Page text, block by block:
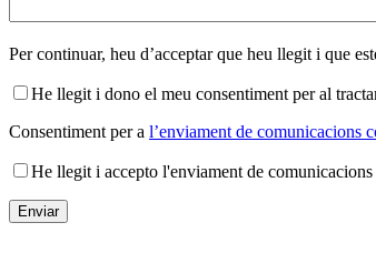
Per continuar, heu d’acceptar que heu llegit i que
He llegit i dono el meu consentiment per al
Consentiment per a l’enviament de comunicacions
He llegit i accepto l'enviament de comunicacions